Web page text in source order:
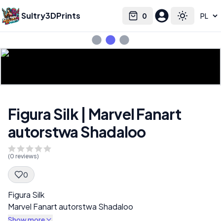
Sultry3DPrints 0
Cart Toggle
Select language
Figura Silk | Marvel Fanart
autorstwa Shadaloo
(0 reviews)
0
Spec Description
Figura Silk
Marvel Fanart autorstwa Shadaloo